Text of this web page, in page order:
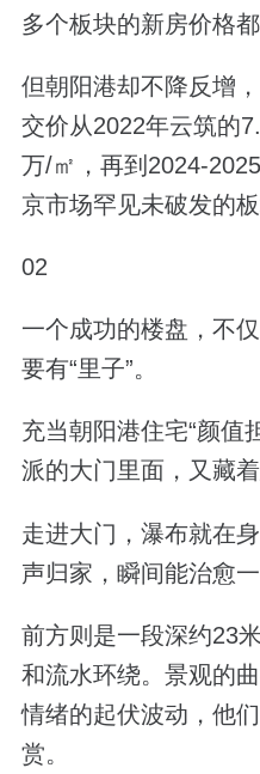
多个板块的新房价格
但朝阳港却不降反增
交价从2022年云筑的
万/㎡，再到2024-
京市场罕见未破发的板
02
一个成功的楼盘，不
要有“里子”。
充当朝阳港住宅“颜值
派的大门里面，又藏
走进大门，瀑布就在
声归家，瞬间能治愈一
前方则是一段深约23
和流水环绕。景观的
情绪的起伏波动，他
赏。